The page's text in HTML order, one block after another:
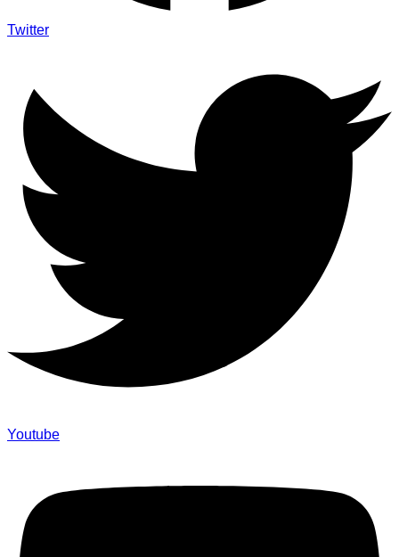
Twitter
Youtube